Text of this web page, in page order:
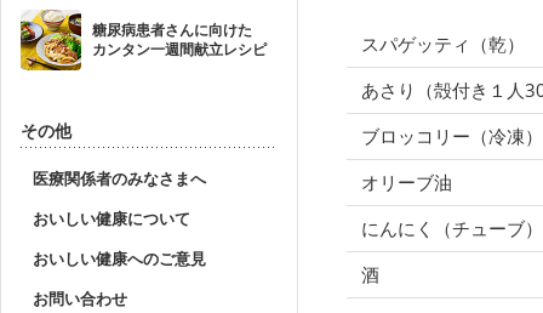
糖尿病患者さんに向けた
カンタン一週間献立レシピ
その他
医療関係者のみなさまへ
おいしい健康について
おいしい健康へのご意見
お問い合わせ
スパゲッティ（乾）
あさり（殻付き１人
ブロッコリー（冷凍）
オリーブ油
にんにく（チューブ）
酒